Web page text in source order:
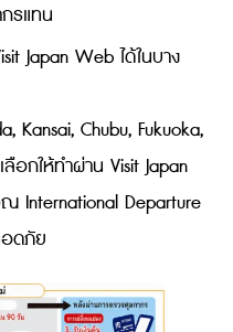
รแทน
Japan Web ได้ในบาง
Kansai, Chubu, Fukuoka,
อกให้ทำผ่าน Visit Japan
International Departure
ดภัย